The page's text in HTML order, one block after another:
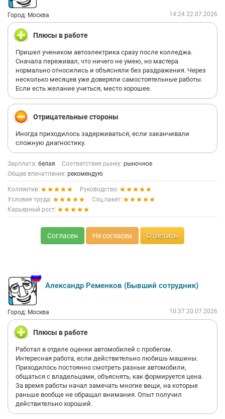
Город: Москва 14:24 22.07.2026
Плюсы в работе
Пришел учеником автоэлектрика сразу после колледжа.
Сначала переживал, что ничего не умею, но мастера
нормально относились и объясняли без раздражения. Через
несколько месяцев уже доверяли самостоятельные работы.
Если есть желание учиться, место хорошее.
Отрицательные стороны
Иногда приходилось задерживаться, если заканчивали
сложную диагностику.
Зарплата: белая Соответствие рынку: рыночное
Общее впечатление: рекомендую
Коллектив:
Руководство:
Условия труда:
Соц.пакет:
Карьерный рост:
Согласен Не согласен Ответить
Александр Ременков (Бывший сотрудник)
Город: Москва 10:37 20.07.2026
Плюсы в работе
Работал в отделе оценки автомобилей с пробегом.
Интересная работа, если действительно любишь машины.
Приходилось постоянно смотреть разные автомобили,
общаться с владельцами, объяснять, как формируется цена.
За время работы начал замечать многие вещи, на которые
раньше вообще не обращал внимания. Опыт получил
действительно хороший.